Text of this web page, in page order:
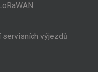
servisních výjezdů